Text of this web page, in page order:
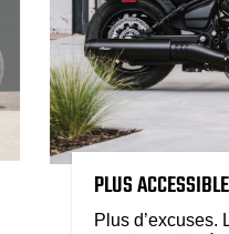
PLUS
Plus d’excuses.